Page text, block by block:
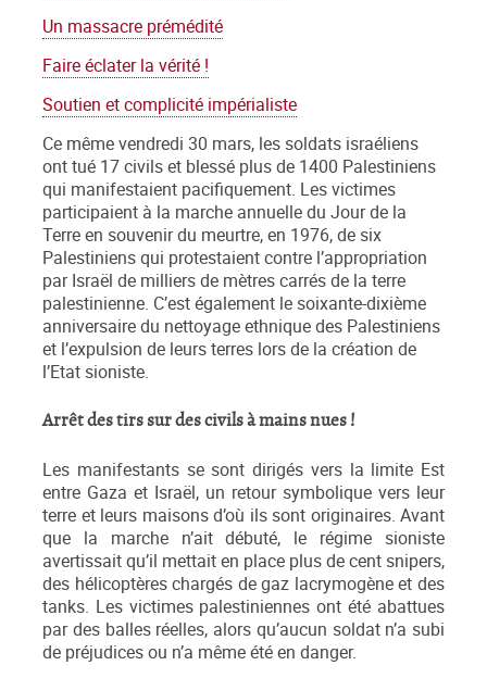
Un massacre prémédité
Faire éclater la vérité !
Soutien et complicité impérialiste
Ce même vendredi 30 mars, les soldats israéliens
ont tué 17 civils et blessé plus de 1400 Palestiniens
qui manifestaient pacifiquement. Les victimes
participaient à la marche annuelle du Jour de la
Terre en souvenir du meurtre, en 1976, de six
Palestiniens qui protestaient contre l’appropriation
par Israël de milliers de mètres carrés de la terre
palestinienne. C’est également le soixante-dixième
anniversaire du nettoyage ethnique des Palestiniens
et l’expulsion de leurs terres lors de la création de
l’Etat sioniste.
Arrêt des tirs sur des civils à mains nues !
Les manifestants se sont dirigés vers la limite Est
entre Gaza et Israël, un retour symbolique vers leur
terre et leurs maisons d’où ils sont originaires. Avant
que la marche n’ait débuté, le régime sioniste
avertissait qu’il mettait en place plus de cent snipers,
des hélicoptères chargés de gaz lacrymogène et des
tanks. Les victimes palestiniennes ont été abattues
par des balles réelles, alors qu’aucun soldat n’a subi
de préjudices ou n’a même été en danger.